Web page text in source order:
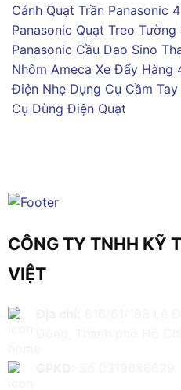
Cánh Quạt Trần Panasonic
Panasonic Quạt Treo Tường
Panasonic Cầu Dao Sino
Nhôm Ameca Xe Đẩy Hàng
Điện Nhẹ Dụng Cụ Cầm Tay
Cụ Dùng Điện Quạt
CÔNG TY TNHH KỸ
VIỆT